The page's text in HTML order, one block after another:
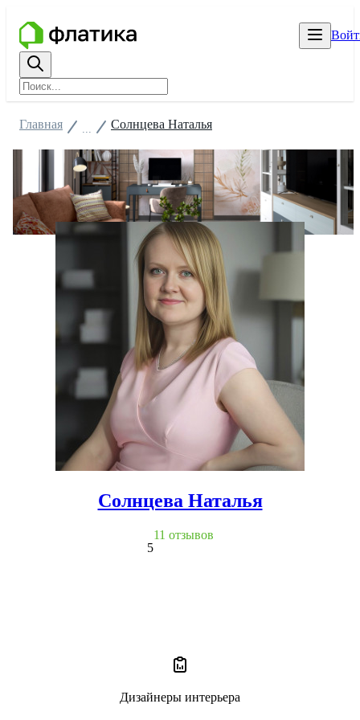
Главная Солнцева Наталья
Солнцева Наталья
5
11 отзывов
Дизайнеры интерьера